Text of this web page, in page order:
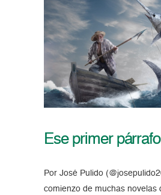
Ese primer párrafo
Por José Pulido
comienzo de muchas novelas